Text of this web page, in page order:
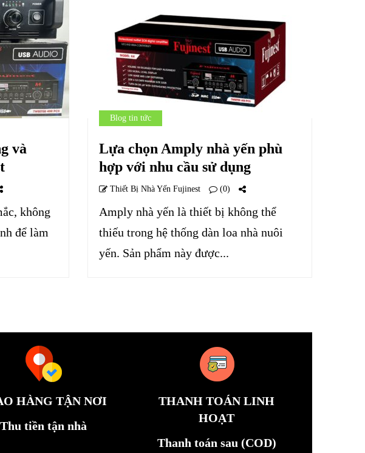
và
không
để làm
Blog tin tức
Lựa chọn Amply nhà yến phù
hợp với nhu cầu sử dụng
Thiết Bị Nhà Yến Fujinest (0)
Amply nhà yến là thiết bị không thể
thiếu trong hệ thống dàn loa nhà nuôi
yến. Sản phẩm này được...
HÀNG TẬN NƠI
Thu tiền tận nhà
THANH TOÁN LINH
HOẠT
Thanh toán sau (COD)